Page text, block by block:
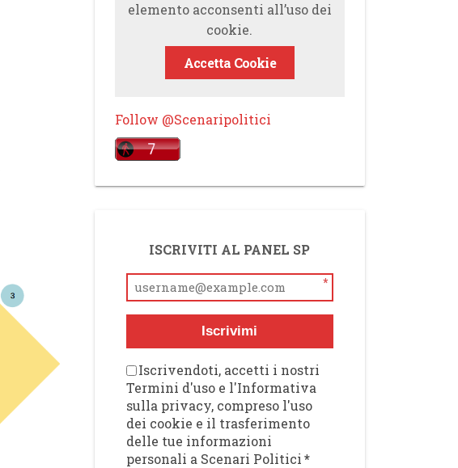
elemento acconsenti all’uso dei
cookie.
Accetta Cookie
Follow @Scenaripolitici
ISCRIVITI AL PANEL SP
*
Iscrivimi
Iscrivendoti, accetti i nostri
Termini d'uso e l'Informativa
sulla privacy, compreso l'uso
dei cookie e il trasferimento
delle tue informazioni
personali a Scenari Politici*